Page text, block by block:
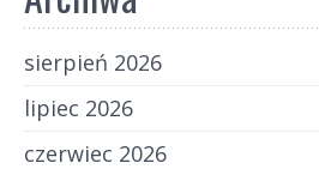
sierpień 2026
lipiec 2026
czerwiec 2026